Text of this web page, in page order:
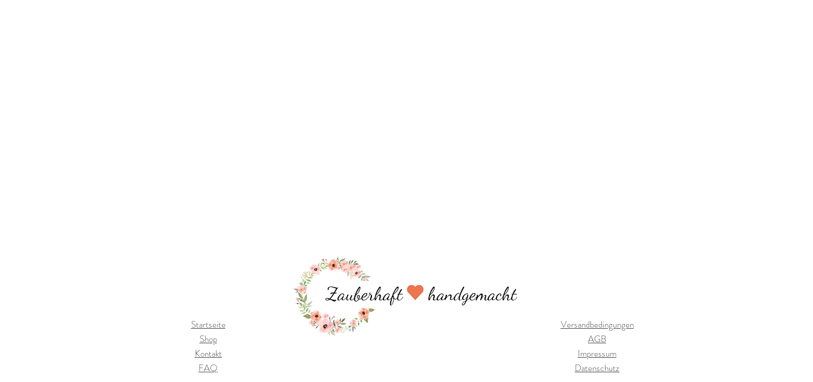
Startseite
Shop
Kontakt
FAQ
Versandbedingungen
AGB
Impressum
Datenschutz